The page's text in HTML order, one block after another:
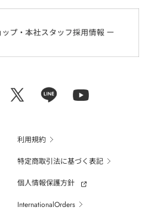
利用規約
特定商取引法に基づく表記
個人情報保護方針
InternationalOrders